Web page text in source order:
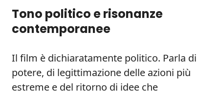
Tono politico e risonanze
contemporanee
Il film è dichiaratamente politico. Parla di
potere, di legittimazione delle azioni più
estreme e del ritorno di idee che